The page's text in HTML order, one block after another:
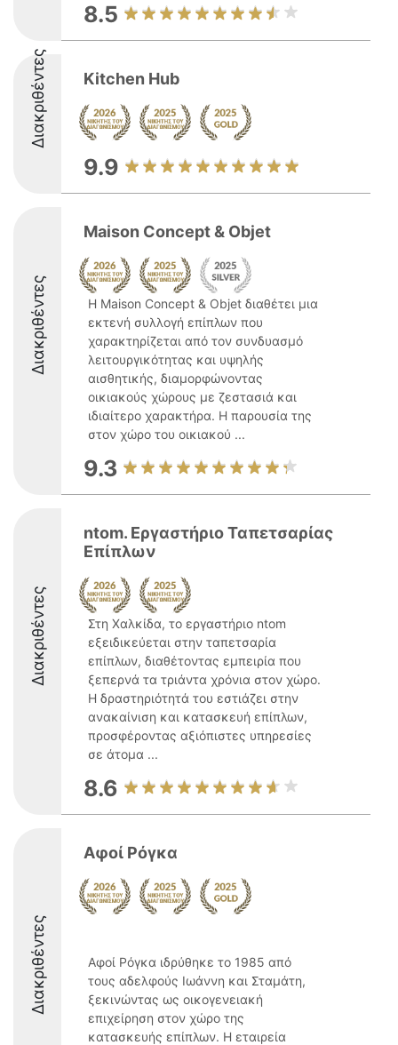
8.5
Διακριθέντες Kitchen Hub
9.9
Διακριθέντες
Maison Concept & Objet
Η Maison Concept & Objet διαθέτει μια
εκτενή συλλογή επίπλων που
χαρακτηρίζεται από τον συνδυασμό
λειτουργικότητας και υψηλής
αισθητικής, διαμορφώνοντας
οικιακούς χώρους με ζεστασιά και
ιδιαίτερο χαρακτήρα. Η παρουσία της
στον χώρο του οικιακού ...
9.3
Διακριθέντες
ntom. Εργαστήριο Ταπετσαρίας
Επίπλων
Στη Χαλκίδα, το εργαστήριο ntom
εξειδικεύεται στην ταπετσαρία
επίπλων, διαθέτοντας εμπειρία που
ξεπερνά τα τριάντα χρόνια στον χώρο.
Η δραστηριότητά του εστιάζει στην
ανακαίνιση και κατασκευή επίπλων,
προσφέροντας αξιόπιστες υπηρεσίες
σε άτομα ...
8.6
Διακριθέντες
Αφοί Ρόγκα
Αφοί Ρόγκα ιδρύθηκε το 1985 από
τους αδελφούς Ιωάννη και Σταμάτη,
ξεκινώντας ως οικογενειακή
επιχείρηση στον χώρο της
κατασκευής επίπλων. Η εταιρεία